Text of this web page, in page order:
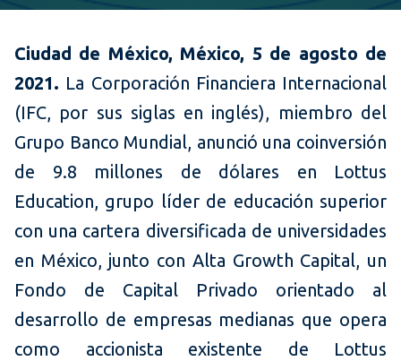
Ciudad de México, México, 5 de agosto de
2021. La Corporación Financiera Internacional
(IFC, por sus siglas en inglés), miembro del
Grupo Banco Mundial, anunció una coinversión
de 9.8 millones de dólares en Lottus
Education, grupo líder de educación superior
con una cartera diversificada de universidades
en México, junto con Alta Growth Capital, un
Fondo de Capital Privado orientado al
desarrollo de empresas medianas que opera
como accionista existente de Lottus